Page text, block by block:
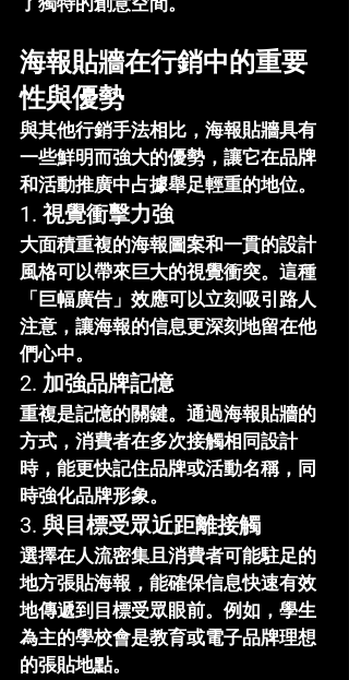
海報貼牆在行銷中的重要
性與優勢
與其他行銷手法相比，海報貼牆具有
一些鮮明而強大的優勢，讓它在品牌
和活動推廣中占據舉足輕重的地位。
1. 視覺衝擊力強
大面積重複的海報圖案和一貫的設計
風格可以帶來巨大的視覺衝突。這種
「巨幅廣告」效應可以立刻吸引路人
注意，讓海報的信息更深刻地留在他
們心中。
2. 加強品牌記憶
重複是記憶的關鍵。通過海報貼牆的
方式，消費者在多次接觸相同設計
時，能更快記住品牌或活動名稱，同
時強化品牌形象。
3. 與目標受眾近距離接觸
選擇在人流密集且消費者可能駐足的
地方張貼海報，能確保信息快速有效
地傳遞到目標受眾眼前。例如，學生
為主的學校會是教育或電子品牌理想
的張貼地點。